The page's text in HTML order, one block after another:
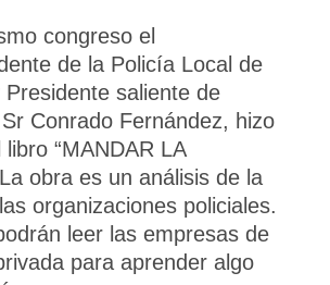
congreso el
de la Policía Local de
Presidente saliente de
Conrado Fernández, hizo
“MANDAR LA
obra es un análisis de la
organizaciones policiales.
leer las empresas de
para aprender algo